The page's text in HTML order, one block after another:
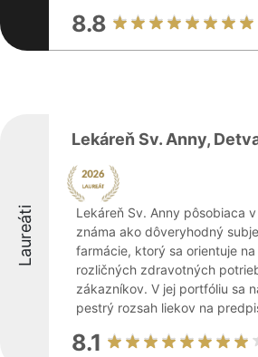
8.8
Laureáti
Lekáreň Sv. Anny,
Lekáreň Sv. Anny pôsobiaca
známa ako dôveryhodný
farmácie, ktorý sa orientuje
rozličných zdravotných
zákazníkov. V jej portfóliu sa
pestrý rozsah liekov na
8.1